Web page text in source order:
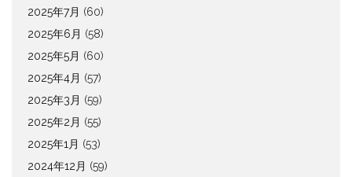
2025年7月 (60)
2025年6月 (58)
2025年5月 (60)
2025年4月 (57)
2025年3月 (59)
2025年2月 (55)
2025年1月 (53)
2024年12月 (59)